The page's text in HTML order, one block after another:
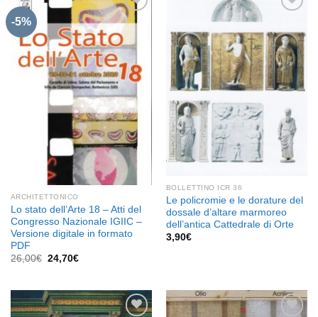
-5%
Aggiungi
alla lista
dei
desideri
ARCHITETTONICO
Lo stato dell’Arte 18 – Atti del
Congresso Nazionale IGIIC –
Versione digitale in formato
PDF
26,00€ Il
26,00€.
24,70€Il
24,70€.
Aggiungi
alla lista
dei
desideri
BOLLETTINO ICR 36
Le policromie e le dorature del
dossale d’altare marmoreo
dell’antica Cattedrale di Orte
3,90€